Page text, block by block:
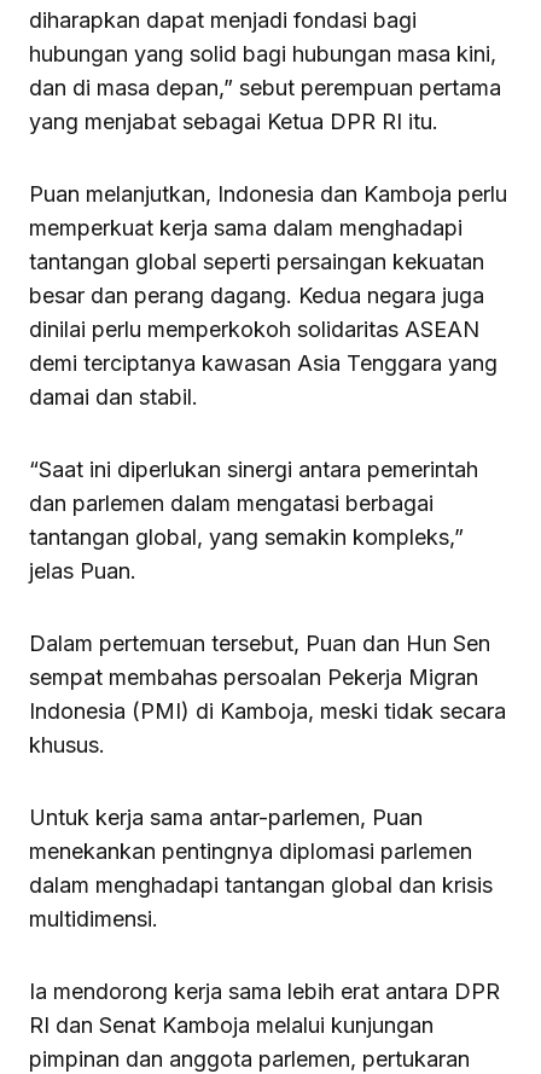
diharapkan dapat menjadi fondasi bagi
hubungan yang solid bagi hubungan masa kini,
dan di masa depan,” sebut perempuan pertama
yang menjabat sebagai Ketua DPR RI itu.
Puan melanjutkan, Indonesia dan Kamboja perlu
memperkuat kerja sama dalam menghadapi
tantangan global seperti persaingan kekuatan
besar dan perang dagang. Kedua negara juga
dinilai perlu memperkokoh solidaritas ASEAN
demi terciptanya kawasan Asia Tenggara yang
damai dan stabil.
“Saat ini diperlukan sinergi antara pemerintah
dan parlemen dalam mengatasi berbagai
tantangan global, yang semakin kompleks,”
jelas Puan.
Dalam pertemuan tersebut, Puan dan Hun Sen
sempat membahas persoalan Pekerja Migran
Indonesia (PMI) di Kamboja, meski tidak secara
khusus.
Untuk kerja sama antar-parlemen, Puan
menekankan pentingnya diplomasi parlemen
dalam menghadapi tantangan global dan krisis
multidimensi.
Ia mendorong kerja sama lebih erat antara DPR
RI dan Senat Kamboja melalui kunjungan
pimpinan dan anggota parlemen, pertukaran